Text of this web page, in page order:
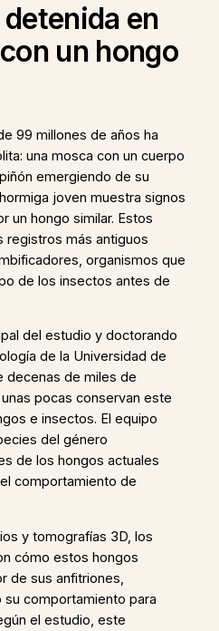
en
un hongo
99 millones de años ha
una mosca con un cuerpo
emergiendo de su
joven muestra signos
un hongo similar. Estos
registros más antiguos
organismos que
de los insectos antes de
del estudio y doctorando
de la Universidad de
decenas de miles de
pocas conservan este
e insectos. El equipo
del género
de los hongos actuales
comportamiento de
y tomografías 3D, los
cómo estos hongos
de sus anfitriones,
comportamiento para
el estudio, este